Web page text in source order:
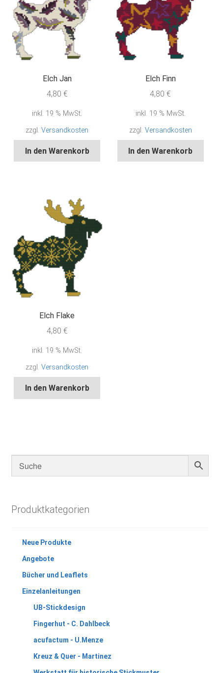
Elch Jan
4,80 €
inkl. 19 % MwSt.
zzgl.Versandkosten
In den Warenkorb
Elch Finn
4,80€
inkl. 19 % MwSt.
zzgl. Versandkosten
In den Warenkorb
Elch Flake
4,80 €
inkl. 19 % MwSt.
zzgl.Versandkosten
In den Warenkorb
Produktkategorien
Neue Produkte
Angebote
Bücher und Leaflets
Einzelanleitungen
UB-Stickdesign
Fingerhut - C. Dahlbeck
acufactum - U.Menze
Kreuz & Quer - Martinez